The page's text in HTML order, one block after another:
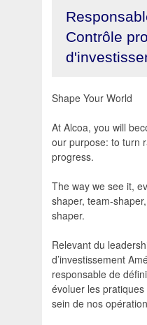
Contrôle
Shape Your World
At Alcoa, you will
our purpose: to turn
progress.
The way we see it,
shaper, team-
shaper.
Relevant du
d’investissement
responsable de
évoluer les
sein de nos